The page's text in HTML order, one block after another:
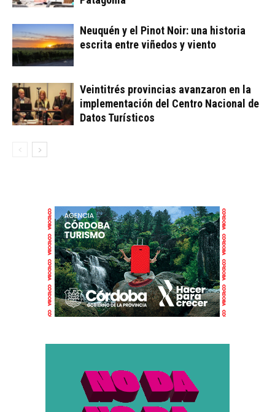
Neuquén y el Pinot Noir: una historia
escrita entre viñedos y viento
Veintitrés provincias avanzaron en la
implementación del Centro Nacional de
Datos Turísticos